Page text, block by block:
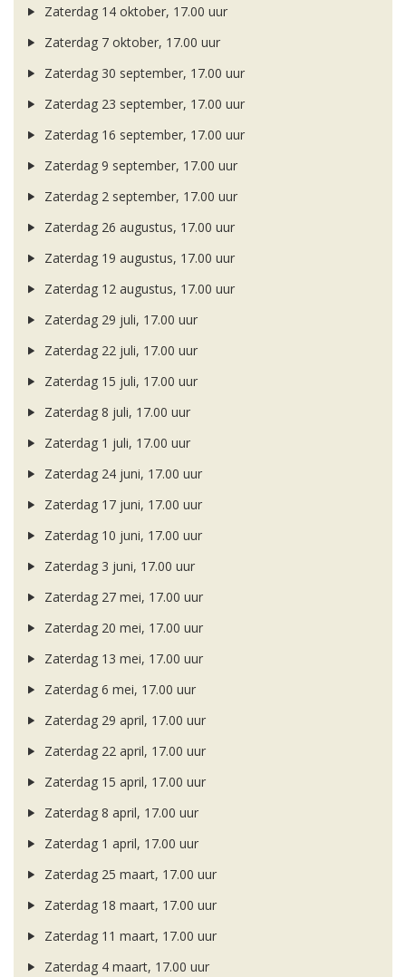
Zaterdag 14 oktober, 17.00 uur
Zaterdag 7 oktober, 17.00 uur
Zaterdag 30 september, 17.00 uur
Zaterdag 23 september, 17.00 uur
Zaterdag 16 september, 17.00 uur
Zaterdag 9 september, 17.00 uur
Zaterdag 2 september, 17.00 uur
Zaterdag 26 augustus, 17.00 uur
Zaterdag 19 augustus, 17.00 uur
Zaterdag 12 augustus, 17.00 uur
Zaterdag 29 juli, 17.00 uur
Zaterdag 22 juli, 17.00 uur
Zaterdag 15 juli, 17.00 uur
Zaterdag 8 juli, 17.00 uur
Zaterdag 1 juli, 17.00 uur
Zaterdag 24 juni, 17.00 uur
Zaterdag 17 juni, 17.00 uur
Zaterdag 10 juni, 17.00 uur
Zaterdag 3 juni, 17.00 uur
Zaterdag 27 mei, 17.00 uur
Zaterdag 20 mei, 17.00 uur
Zaterdag 13 mei, 17.00 uur
Zaterdag 6 mei, 17.00 uur
Zaterdag 29 april, 17.00 uur
Zaterdag 22 april, 17.00 uur
Zaterdag 15 april, 17.00 uur
Zaterdag 8 april, 17.00 uur
Zaterdag 1 april, 17.00 uur
Zaterdag 25 maart, 17.00 uur
Zaterdag 18 maart, 17.00 uur
Zaterdag 11 maart, 17.00 uur
Zaterdag 4 maart, 17.00 uur